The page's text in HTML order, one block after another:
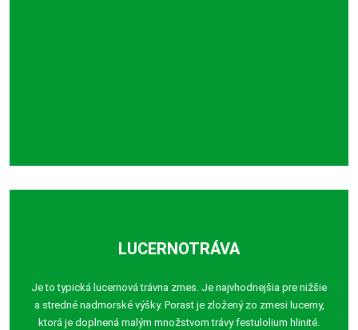
LUCERNOTRÁVA
Je to typická lucernová trávna zmes. Je najvhodnejšia pre nižšie
a stredné nadmorské výšky. Porast je zložený zo zmesi lucerny,
ktorá je doplnená malým množstvom trávy festulolium hlinité.